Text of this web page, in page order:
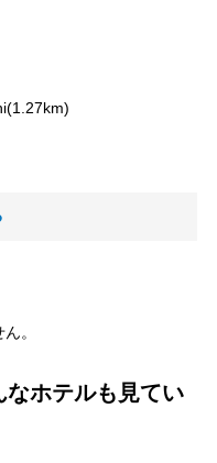
。
なホテルも見てい